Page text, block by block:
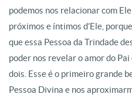
podemos nos relacionar com
próximos e íntimos d’Ele,
que essa Pessoa da Trindade
poder nos revelar o amor do
dois. Esse é o primeiro grande
Pessoa Divina e nos